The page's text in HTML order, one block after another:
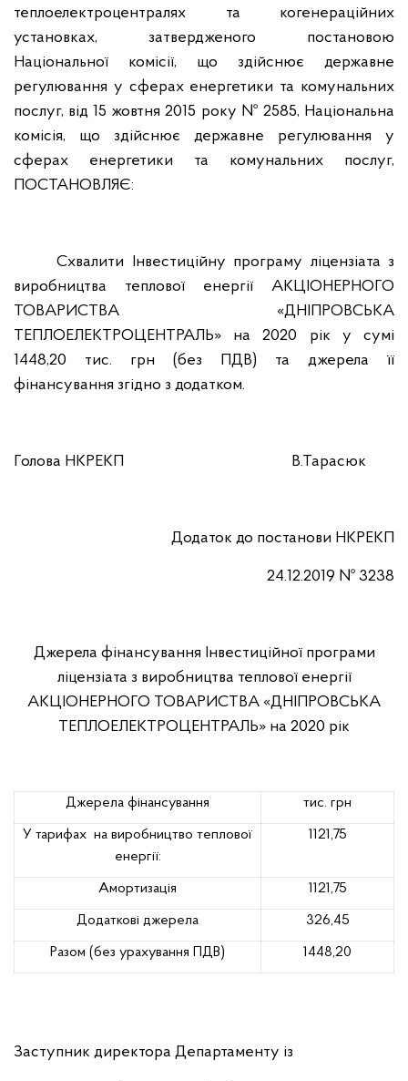
теплоелектроцентралях та когенераційних
установках, затвердженого постановою
Національної комісії, що здійснює державне
регулювання у сферах енергетики та комунальних
послуг, від 15 жовтня 2015 року № 2585, Національна
комісія, що здійснює державне регулювання у
сферах енергетики та комунальних послуг,
ПОСТАНОВЛЯЄ:
Схвалити Інвестиційну програму ліцензіата з
виробництва теплової енергії АКЦІОНЕРНОГО
ТОВАРИСТВА «ДНІПРОВСЬКА
ТЕПЛОЕЛЕКТРОЦЕНТРАЛЬ» на 2020 рік у сумі
1448,20 тис. грн (без ПДВ) та джерела її
фінансування згідно з додатком.
Голова НКРЕКП В.Тарасюк
Додаток до постанови НКРЕКП
24.12.2019 № 3238
Джерела фінансування Інвестиційної програми
ліцензіата з виробництва теплової енергії
АКЦІОНЕРНОГО ТОВАРИСТВА «ДНІПРОВСЬКА
ТЕПЛОЕЛЕКТРОЦЕНТРАЛЬ» на 2020 рік
Джерела фінансування тис. грн
У тарифах на виробництво теплової
енергії:
1121,75
Амортизація 1121,75
Додаткові джерела 326,45
Разом (без урахування ПДВ) 1448,20
Заступник директора Департаменту із